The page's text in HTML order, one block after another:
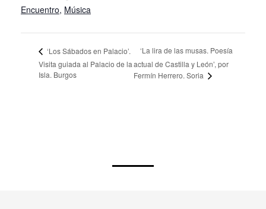
‘Los Sábados en Palacio’.
Visita guiada al Palacio de la
Isla. Burgos
‘La lira de las musas. Poesía
actual de Castilla y León’, por